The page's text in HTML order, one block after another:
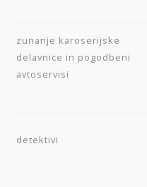
zunanje karoserijske
delavnice in pogodbeni
avtoservisi
detektivi